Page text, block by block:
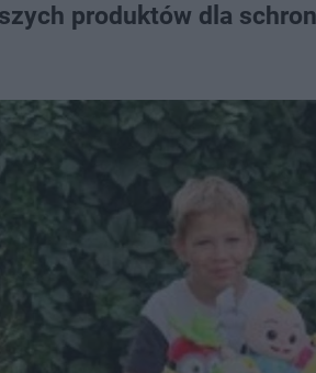
produktów dla